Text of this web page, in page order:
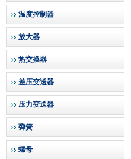
温度控制器
放大器
热交换器
差压变送器
压力变送器
弹簧
螺母